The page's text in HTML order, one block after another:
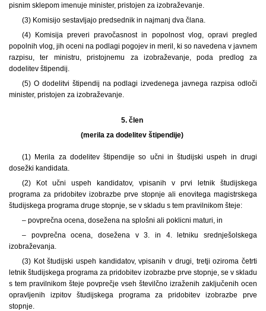
pisnim sklepom imenuje minister, pristojen za izobraževanje.
(3) Komisijo sestavljajo predsednik in najmanj dva člana.
(4) Komisija preveri pravočasnost in popolnost vlog, opravi pregled
popolnih vlog, jih oceni na podlagi pogojev in meril, ki so navedena v javnem
razpisu, ter ministru, pristojnemu za izobraževanje, poda predlog za
dodelitev štipendij.
(5) O dodelitvi štipendij na podlagi izvedenega javnega razpisa odloči
minister, pristojen za izobraževanje.
5. člen
(merila za dodelitev štipendije)
(1) Merila za dodelitev štipendije so učni in študijski uspeh in drugi
dosežki kandidata.
(2) Kot učni uspeh kandidatov, vpisanih v prvi letnik študijskega
programa za pridobitev izobrazbe prve stopnje ali enovitega magistrskega
študijskega programa druge stopnje, se v skladu s tem pravilnikom šteje:
– povprečna ocena, dosežena na splošni ali poklicni maturi, in
– povprečna ocena, dosežena v 3. in 4. letniku srednješolskega
izobraževanja.
(3) Kot študijski uspeh kandidatov, vpisanih v drugi, tretji oziroma četrti
letnik študijskega programa za pridobitev izobrazbe prve stopnje, se v skladu
s tem pravilnikom šteje povprečje vseh številčno izraženih zaključenih ocen
opravljenih izpitov študijskega programa za pridobitev izobrazbe prve
stopnje.